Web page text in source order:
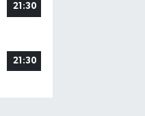
21:30
21:30